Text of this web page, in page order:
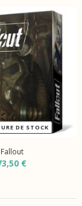
DE STOCK
Fallout
€